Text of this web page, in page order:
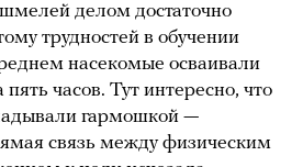
делом достаточно
трудностей в обучении
насекомые осваивали
часов. Тут интересно, что
гармошкой —
связь между физическим